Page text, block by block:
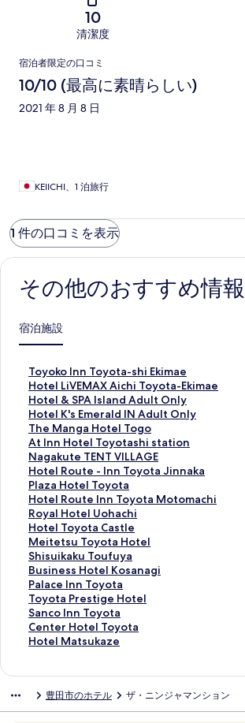
10
清潔度
口
コ
ミ
宿泊者限定の口コミ
10/10 (最高に素晴らしい)
2021 年 8 月 8 日
KEIICHI、1 泊旅行
1 件の口コミを表示
その他のおすすめ情報
宿泊施設
Toyoko Inn Toyota-shi Ekimae
T
o
y
o
k
o
I
n
n
T
o
y
o
t
a
-
s
h
i
E
e
Hotel LiVEMAX Aichi Toyota-Ekimae
H
o
t
e
l
L
i
V
E
M
A
X
A
i
c
h
i
T
o
-
Hotel & SPA Island Adult Only
H
o
t
e
l
&
S
P
A
I
s
l
a
n
d
A
d
u
l
Hotel K's Emerald IN Adult Only
H
o
t
e
l
K
'
s
E
m
e
r
a
l
d
I
N
t
The Manga Hotel Togo
T
h
e
M
a
n
g
a
H
o
t
e
l
T
o
g
ー
ジ
At Inn Hotel Toyotashi station
A
t
I
n
n
H
o
t
e
l
T
o
y
o
t
s
Nagakute TENT VILLAGE
N
a
g
a
k
u
t
e
T
E
N
T
V
I
G
E
Hotel Route - Inn Toyota Jinnaka
H
o
t
e
l
R
o
u
t
e
-
I
n
o
Plaza Hotel Toyota
P
l
a
z
a
H
o
t
e
l
T
o
の
Hotel Route Inn Toyota Motomachi
H
o
t
e
l
R
o
u
t
e
I
y
Royal Hotel Uohachi
R
o
y
a
l
H
o
t
e
l
c
Hotel Toyota Castle
H
o
t
e
l
T
o
y
o
s
Meitetsu Toyota Hotel
M
e
i
t
e
t
s
u
t
Shisuikaku Toufuya
S
h
i
s
u
i
k
o
Business Hotel Kosanagi
B
u
s
i
n
e
t
Palace Inn Toyota
P
a
l
a
c
T
Toyota Prestige Hotel
T
o
y
o
e
Sanco Inn Toyota
S
a
n
n
Center Hotel Toyota
C
e
H
Hotel Matsukaze
H
M
豊田市のホテル ザ・ニンジャマンション